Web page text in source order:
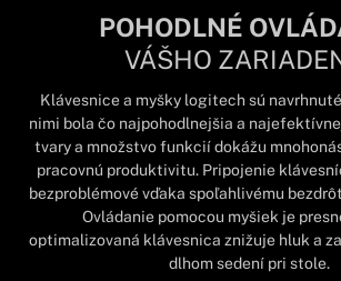
POHODLNÉ
VÁŠHO
Klávesnice a myšky logitech sú
nimi bola čo najpohodlnejšia a
tvary a množstvo funkcií dokážu
pracovnú produktivitu. Pripojenie
bezproblémové vďaka spoľahlivému
Ovládanie pomocou myšiek je
optimalizovaná klávesnica znižuje hluk a
dlhom sedení pri stole.